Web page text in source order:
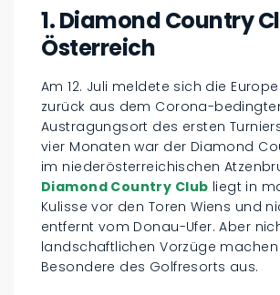
1. Diamond Country
Österreich
Am 12. Juli meldete sich die
zurück aus dem Corona-
Austragungsort des ersten
vier Monaten war der Diamond
im niederösterreichischen
Diamond Country Club liegt in
Kulisse vor den Toren Wiens und
entfernt vom Donau-Ufer. Aber
landschaftlichen Vorzüge
Besondere des Golfresorts aus.